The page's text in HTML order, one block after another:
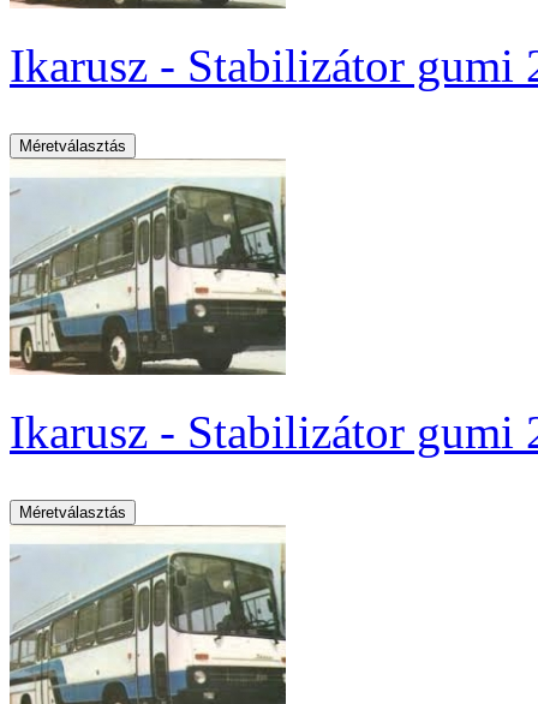
Ikarusz - Stabilizátor gumi
Ikarusz - Stabilizátor gumi